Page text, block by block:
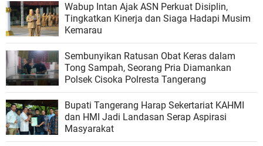
Wabup Intan Ajak ASN Perkuat Disiplin,
Tingkatkan Kinerja dan Siaga Hadapi Musim
Kemarau
Sembunyikan Ratusan Obat Keras dalam
Tong Sampah, Seorang Pria Diamankan
Polsek Cisoka Polresta Tangerang
Bupati Tangerang Harap Sekertariat KAHMI
dan HMI Jadi Landasan Serap Aspirasi
Masyarakat